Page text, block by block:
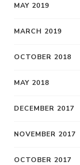
MAY 2019
MARCH 2019
OCTOBER 2018
MAY 2018
DECEMBER 2017
NOVEMBER 2017
OCTOBER 2017